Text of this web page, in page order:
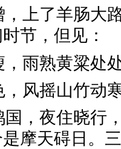
上了羊肠大
时节，但
，雨熟黄
，风摇山
国，夜住晓行
摩天碍日。